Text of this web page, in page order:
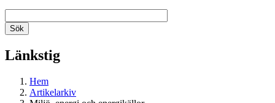
Länkstig
Hem
Artikelarkiv